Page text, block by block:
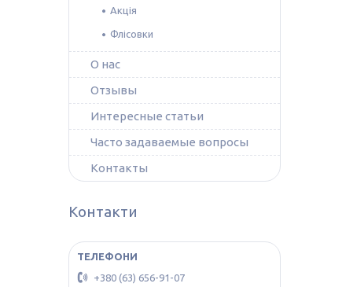
Акція
Флісовки
О нас
Отзывы
Интересные статьи
Часто задаваемые вопросы
Контакты
Контакти
+380 (63) 656-91-07